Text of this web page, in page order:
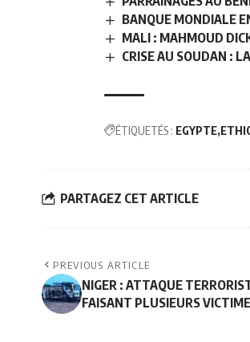
BANQUE MONDIALE
MALI : MAHMOUD
CRISE AU SOUDAN :
ÉTIQUETÉS : EGYPTE
PARTAGEZ CET ARTICLE
PREVIOUS ARTICLE
NIGER : ATTAQUE
FAISANT PLUSIEURS